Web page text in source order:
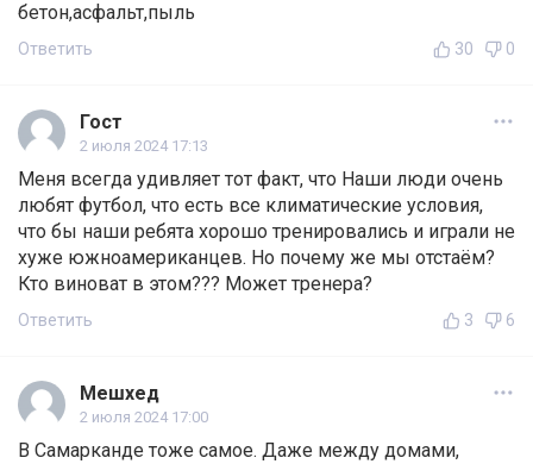
бетон,асфальт,пыль
Ответить 30 0
Гост
2 июля 2024 17:13
Меня всегда удивляет тот факт, что Наши люди очень
любят футбол, что есть все климатические условия,
что бы наши ребята хорошо тренировались и играли не
хуже южноамериканцев. Но почему же мы отстаём?
Кто виноват в этом??? Может тренера?
Ответить 3 6
Мешхед
2 июля 2024 17:00
В Самарканде тоже самое. Даже между домами,